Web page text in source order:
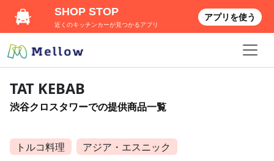
TAT KEBAB
渋谷クロスタワーでの提供商品一覧
トルコ料理 アジア・エスニック
SHOP STOP
近くのキッチンカーが見つかるアプリ
アプリを使う